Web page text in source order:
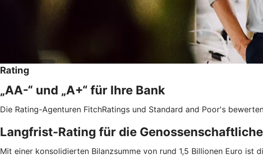
Rating
„AA-“ und „A+“ für Ihre Bank
Die Rating-Agenturen FitchRatings und Standard and Poor's
Langfrist-Rating für die
Mit einer konsolidierten Bilanzsumme von rund 1,5 Billionen Euro ist